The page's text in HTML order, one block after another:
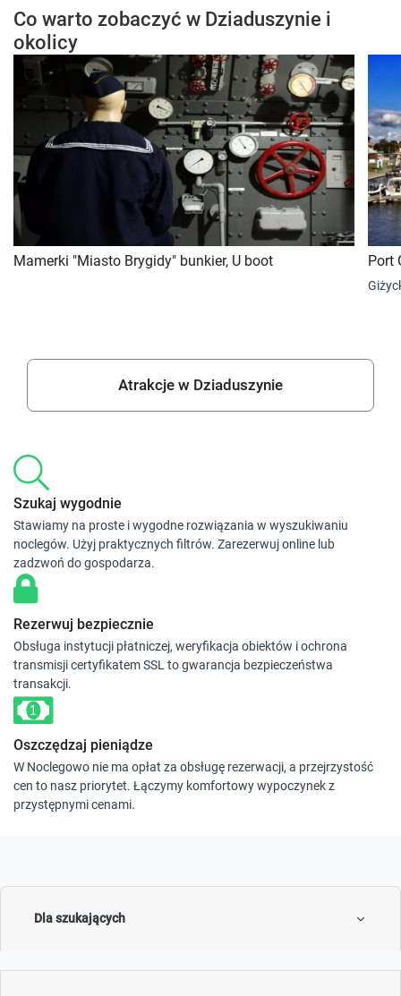
Co warto zobaczyć w Dziaduszynie i
okolicy
Mamerki "Miasto Brygidy" bunkier, U boot Port
Atrakcje w Dziaduszynie
Szukaj wygodnie
Stawiamy na proste i wygodne rozwiązania w wyszukiwaniu
noclegów. Użyj praktycznych filtrów. Zarezerwuj online lub
zadzwoń do gospodarza.
Rezerwuj bezpiecznie
Obsługa instytucji płatniczej, weryfikacja obiektów i ochrona
transmisji certyfikatem SSL to gwarancja bezpieczeństwa
transakcji.
Oszczędzaj pieniądze
W Noclegowo nie ma opłat za obsługę rezerwacji, a przejrzystość
cen to nasz priorytet. Łączymy komfortowy wypoczynek z
przystępnymi cenami.
Dla szukających